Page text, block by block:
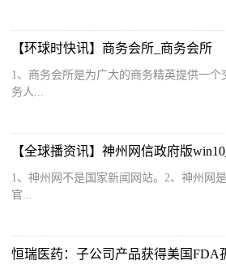
【环球时快讯】商务会所_商务会所
1、商务会所是为广大的商务精英提供一个
务人...
【全球播资讯】神州网信政府版
1、神州网不是国家新闻网站。2、神州网
官...